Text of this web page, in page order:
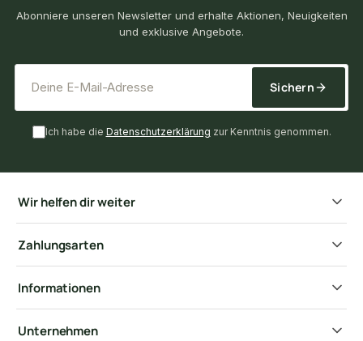
Abonniere unseren Newsletter und erhalte Aktionen, Neuigkeiten
und exklusive Angebote.
Sichern
Ich habe die Datenschutzerklärung zur Kenntnis genommen.
Wir helfen dir weiter
Zahlungsarten
Informationen
Unternehmen